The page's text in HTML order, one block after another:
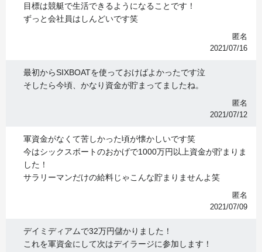
目標は競艇で生活できるようになることです！
ずっと会社員はしんどいです笑
匿名
2021/07/16
最初からSIXBOATを使っておけばよかったです泣
そしたら今頃、かなり資金が貯まってましたね。
匿名
2021/07/12
軍資金がなくて苦しかった頃が懐かしいです笑
今はシックスボートのおかげで1000万円以上資金が貯まりま
した！
サラリーマンだけの給料じゃこんな貯まりませんよ笑
匿名
2021/07/09
デイミディアムで32万円儲かりました！
これを軍資金にして次はデイラージに参加します！